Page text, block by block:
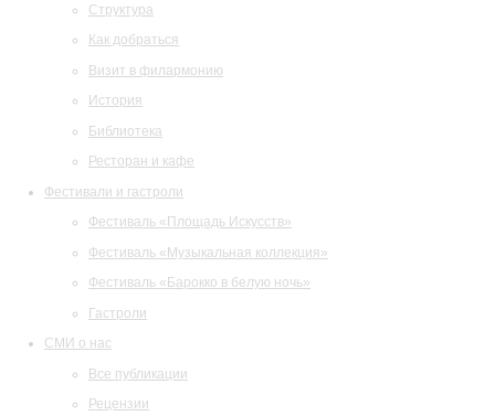
Структура
Как добраться
Визит в филармонию
История
Библиотека
Ресторан и кафе
Фестивали и гастроли
Фестиваль «Площадь Искусств»
Фестиваль «Музыкальная коллекция»
Фестиваль «Барокко в белую ночь»
Гастроли
СМИ о нас
Все публикации
Рецензии